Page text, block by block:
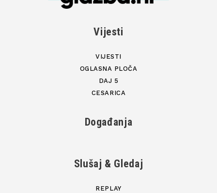
Vijesti
VIJESTI
OGLASNA PLOČA
DAJ 5
CESARICA
Događanja
Slušaj & Gledaj
REPLAY